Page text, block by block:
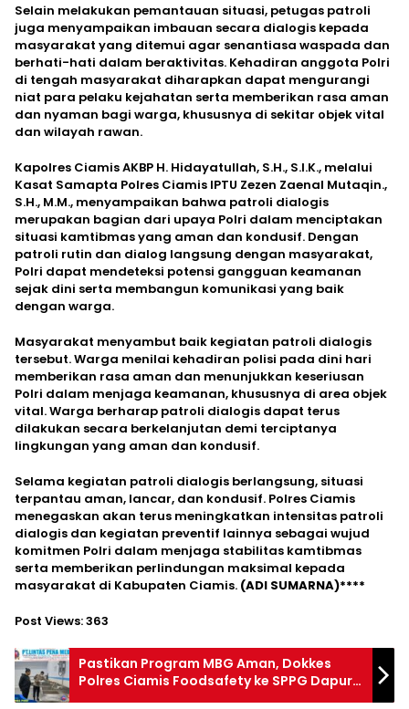
Selain melakukan pemantauan situasi, petugas patroli
juga menyampaikan imbauan secara dialogis kepada
masyarakat yang ditemui agar senantiasa waspada dan
berhati-hati dalam beraktivitas. Kehadiran anggota Polri
di tengah masyarakat diharapkan dapat mengurangi
niat para pelaku kejahatan serta memberikan rasa aman
dan nyaman bagi warga, khususnya di sekitar objek vital
dan wilayah rawan.
Kapolres Ciamis AKBP H. Hidayatullah, S.H., S.I.K., melalui
Kasat Samapta Polres Ciamis IPTU Zezen Zaenal Mutaqin.,
S.H., M.M., menyampaikan bahwa patroli dialogis
merupakan bagian dari upaya Polri dalam menciptakan
situasi kamtibmas yang aman dan kondusif. Dengan
patroli rutin dan dialog langsung dengan masyarakat,
Polri dapat mendeteksi potensi gangguan keamanan
sejak dini serta membangun komunikasi yang baik
dengan warga.
Masyarakat menyambut baik kegiatan patroli dialogis
tersebut. Warga menilai kehadiran polisi pada dini hari
memberikan rasa aman dan menunjukkan keseriusan
Polri dalam menjaga keamanan, khususnya di area objek
vital. Warga berharap patroli dialogis dapat terus
dilakukan secara berkelanjutan demi terciptanya
lingkungan yang aman dan kondusif.
Selama kegiatan patroli dialogis berlangsung, situasi
terpantau aman, lancar, dan kondusif. Polres Ciamis
menegaskan akan terus meningkatkan intensitas patroli
dialogis dan kegiatan preventif lainnya sebagai wujud
komitmen Polri dalam menjaga stabilitas kamtibmas
serta memberikan perlindungan maksimal kepada
masyarakat di Kabupaten Ciamis. (ADI SUMARNA)****
Post Views:363
Pastikan Program MBG Aman, Dokkes
Polres Ciamis Foodsafety ke SPPG Dapur
Sehat Kemala